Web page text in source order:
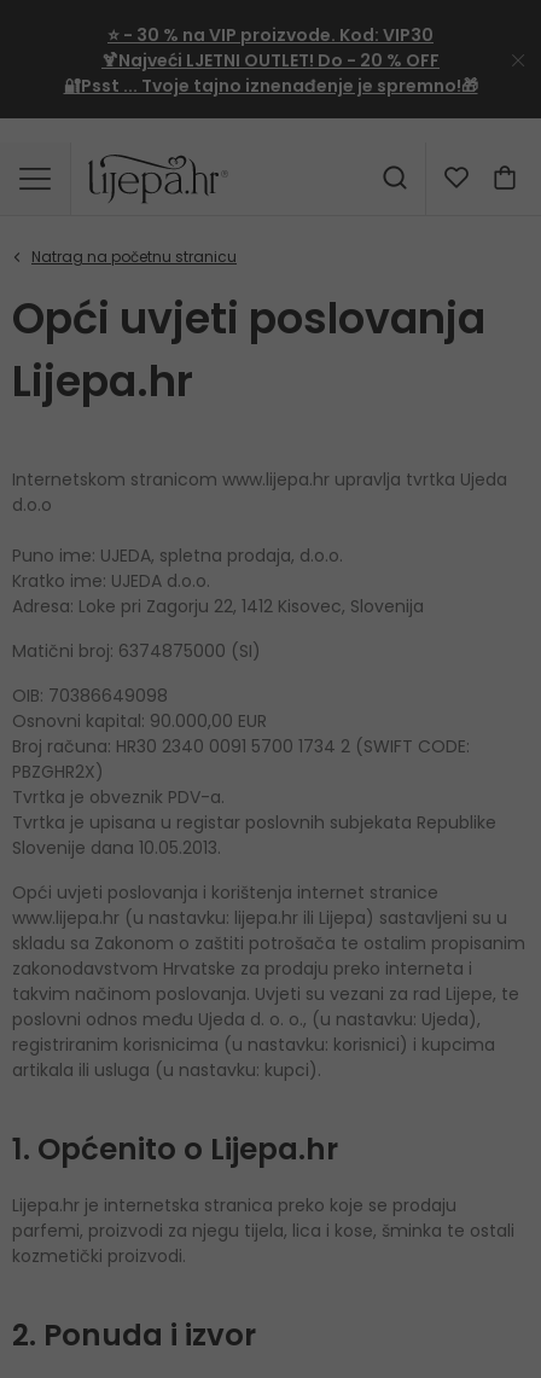
⭐ - 30 % na VIP proizvode. Kod: VIP30
🍹Najveći LJETNI OUTLET! Do - 20 % OFF
🔐Psst ... Tvoje tajno iznenađenje je spremno!🎁
Opći uvjeti poslovanja
Lijepa.hr
Internetskom stranicom www.lijepa.hr upravlja tvrtka Ujeda
d.o.o
Puno ime: UJEDA, spletna prodaja, d.o.o.
Kratko ime: UJEDA d.o.o.
Adresa: Loke pri Zagorju 22, 1412 Kisovec, Slovenija
Matični broj: 6374875000 (SI)
OIB: 70386649098
Osnovni kapital: 90.000,00 EUR
Broj računa: HR30 2340 0091 5700 1734 2 (SWIFT CODE:
PBZGHR2X)
Tvrtka je obveznik PDV-a.
Tvrtka je upisana u registar poslovnih subjekata Republike
Slovenije dana 10.05.2013.
Opći uvjeti poslovanja i korištenja internet stranice
www.lijepa.hr (u nastavku: lijepa.hr ili Lijepa) sastavljeni su u
skladu sa Zakonom o zaštiti potrošača te ostalim propisanim
zakonodavstvom Hrvatske za prodaju preko interneta i
takvim načinom poslovanja. Uvjeti su vezani za rad Lijepe, te
poslovni odnos među Ujeda d. o. o., (u nastavku: Ujeda),
registriranim korisnicima (u nastavku: korisnici) i kupcima
artikala ili usluga (u nastavku: kupci).
1. Općenito o Lijepa.hr
Lijepa.hr je internetska stranica preko koje se prodaju
parfemi, proizvodi za njegu tijela, lica i kose, šminka te ostali
kozmetički proizvodi.
2. Ponuda i izvor